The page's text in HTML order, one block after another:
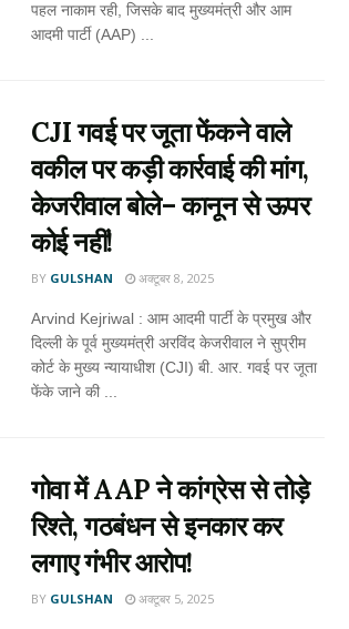
पहल नाकाम रही, जिसके बाद मुख्यमंत्री और आम
आदमी पार्टी (AAP) ...
CJI गवई पर जूता फेंकने वाले
वकील पर कड़ी कार्रवाई की मांग,
केजरीवाल बोले– कानून से ऊपर
कोई नहीं!
BY GULSHAN अक्टूबर 8, 2025
Arvind Kejriwal : आम आदमी पार्टी के प्रमुख और
दिल्ली के पूर्व मुख्यमंत्री अरविंद केजरीवाल ने सुप्रीम
कोर्ट के मुख्य न्यायाधीश (CJI) बी. आर. गवई पर जूता
फेंके जाने की ...
गोवा में AAP ने कांग्रेस से तोड़े
रिश्ते, गठबंधन से इनकार कर
लगाए गंभीर आरोप!
BY GULSHAN अक्टूबर 5, 2025